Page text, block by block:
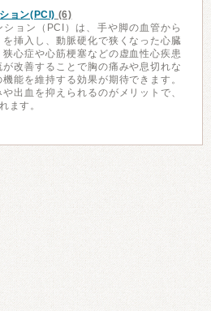
ョン(PCI) (6)
ョン（PCI）は、手や脚の血管から
を挿入し、動脈硬化で狭くなった心臓
心症や心筋梗塞などの虚血性心疾患
改善することで胸の痛みや息切れな
能を維持する効果が期待できます。
出血を抑えられるのがメリットで、
ます。